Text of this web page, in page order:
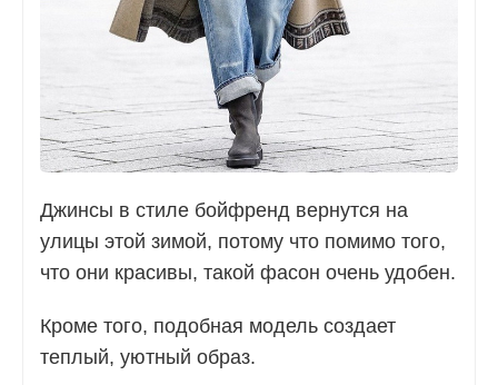
Джинсы в стиле бойфренд вернутся на
улицы этой зимой, потому что помимо того,
что они красивы, такой фасон очень удобен.
Кроме того, подобная модель создает
теплый, уютный образ.